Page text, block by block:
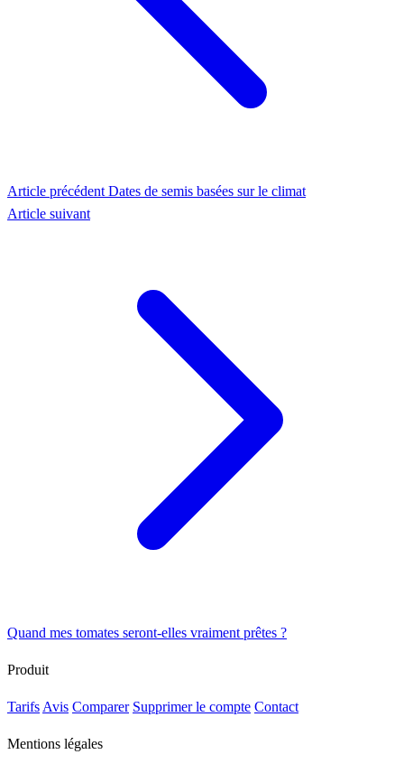
Article précédent Dates de semis basées sur le climat
Article suivant
Quand mes tomates seront-elles vraiment prêtes ?
Produit
Tarifs Avis Comparer Supprimer le compte Contact
Mentions légales